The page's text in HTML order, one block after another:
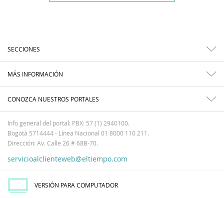
SECCIONES
MÁS INFORMACIÓN
CONOZCA NUESTROS PORTALES
Info general del portal: PBX: 57 (1) 2940100.
Bogotá 5714444 - Línea Nacional 01 8000 110 211.
Dirección: Av. Calle 26 # 68B-70.
servicioalclienteweb@eltiempo.com
VERSIÓN PARA COMPUTADOR